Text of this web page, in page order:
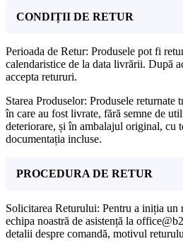
CONDIȚII DE RETUR
Perioada de Retur: Produsele pot fi
calendaristice de la data livrării. După
accepta retururi.
Starea Produselor: Produsele returnate
în care au fost livrate, fără semne de
deteriorare, și în ambalajul original, cu
documentația incluse.
PROCEDURA DE RETUR
Solicitarea Returului: Pentru a iniția un
echipa noastră de asistență la
detalii despre comandă, motivul